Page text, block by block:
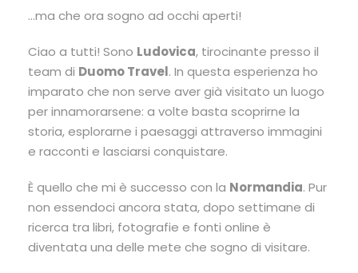
…ma che ora sogno ad occhi aperti!
Ciao a tutti! Sono Ludovica, tirocinante presso il
team di Duomo Travel. In questa esperienza ho
imparato che non serve aver già visitato un luogo
per innamorarsene: a volte basta scoprirne la
storia, esplorarne i paesaggi attraverso immagini
e racconti e lasciarsi conquistare.
È quello che mi è successo con la Normandia. Pur
non essendoci ancora stata, dopo settimane di
ricerca tra libri, fotografie e fonti online è
diventata una delle mete che sogno di visitare.